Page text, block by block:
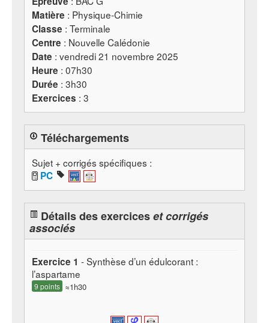
Matière : Physique-Chimie
Classe : Terminale
Centre : Nouvelle Calédonie
Date : vendredi 21 novembre 2025
Heure : 07h30
Durée : 3h30
Exercices : 3
Téléchargements
Sujet + corrigés spécifiques :
PC
Détails des exerciceset corrigés
associés
Exercice 1 - Synthèse d’un édulcorant :
l’aspartame
9 points ≈1h30